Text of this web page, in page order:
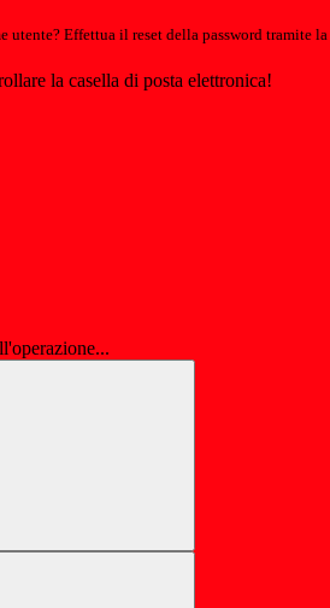
utente? Effettua il reset della password tramite la
la casella di posta elettronica!